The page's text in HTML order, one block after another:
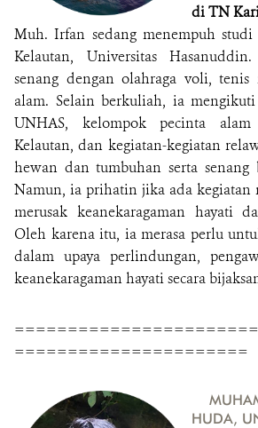
di TN
Muh. Irfan sedang menempuh
Kelautan, Universitas
senang dengan olahraga voli, tenis
alam. Selain berkuliah, ia
UNHAS, kelompok pecinta
Kelautan, dan kegiatan-kegiatan
hewan dan tumbuhan serta
Namun, ia prihatin jika ada kegiatan
merusak keanekaragaman hayati
Oleh karena itu, ia merasa perlu
dalam upaya perlindungan,
keanekaragaman hayati secara
======================
HUDA,